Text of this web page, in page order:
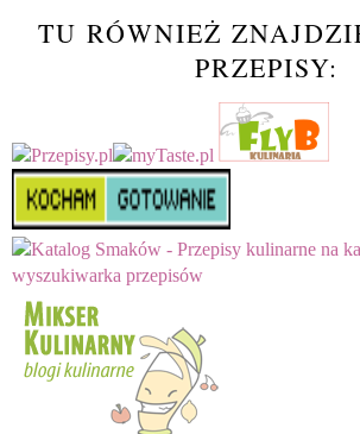
TU RÓWNIEŻ
PRZEPISY: